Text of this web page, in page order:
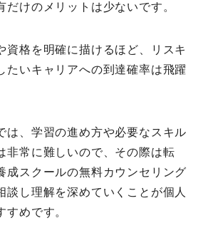
だけのメリットは少ないです。
資格を明確に描けるほど、リスキ
たいキャリアへの到達確率は飛躍
は、学習の進め方や必要なスキル
非常に難しいので、その際は転
成スクールの無料カウンセリング
談し理解を深めていくことが個人
すめです。